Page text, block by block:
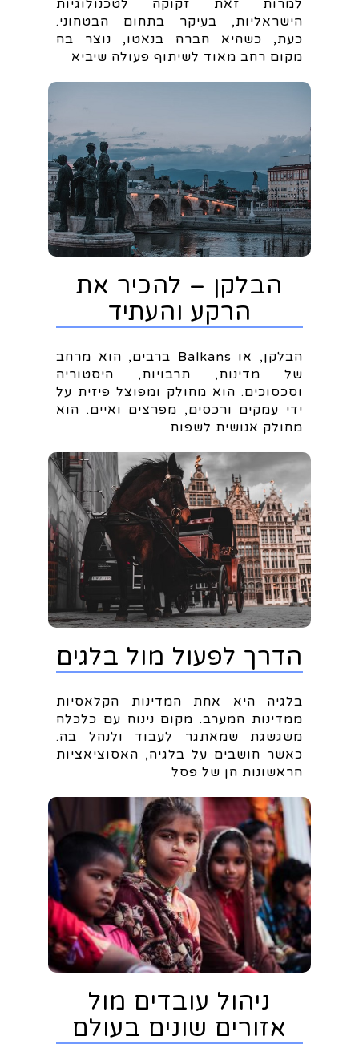
למרות זאת זקוקה לטכנולוגיות
הישראליות, בעיקר בתחום הבטחוני.
כעת, כשהיא חברה בנאטו, נוצר בה
מקום רחב מאוד לשיתוף פעולה שיביא
הבלקן – להכיר את
הרקע והעתיד
הבלקן, או Balkans ברבים, הוא מרחב
של מדינות, תרבויות, היסטוריה
וסכסוכים. הוא מחולק ומפוצל פיזית על
ידי עמקים ורכסים, מפרצים ואיים. הוא
מחולק אנושית לשפות
הדרך לפעול מול בלגים
בלגיה היא אחת המדינות הקלאסיות
ממדינות המערב. מקום נינוח עם כלכלה
משגשגת שמאתגר לעבוד ולנהל בה.
כאשר חושבים על בלגיה, האסוציאציות
הראשונות הן של פסל
ניהול עובדים מול
אזורים שונים בעולם